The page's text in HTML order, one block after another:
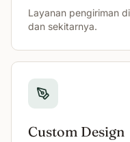
Layanan pengiriman
dan sekitarnya.
Custom Design